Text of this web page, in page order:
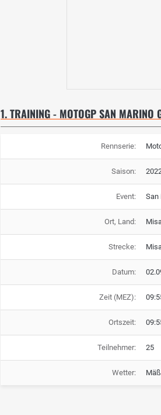
1. TRAINING - MOTOGP SAN MARINO
Rennserie:
Saison:
Event: San
Ort, Land:
Strecke:
Datum:
Zeit (MEZ):
Ortszeit:
Teilnehmer: 25
Wetter: